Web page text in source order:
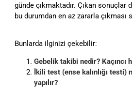
günde çıkmaktadır. Çıkan sonuçlar
bu durumdan en az zararla çıkması
Bunlarda ilginizi çekebilir:
Gebelik takibi nedir? Kaçıncı
İkili test (ense kalınlığı testi)
yapılır?